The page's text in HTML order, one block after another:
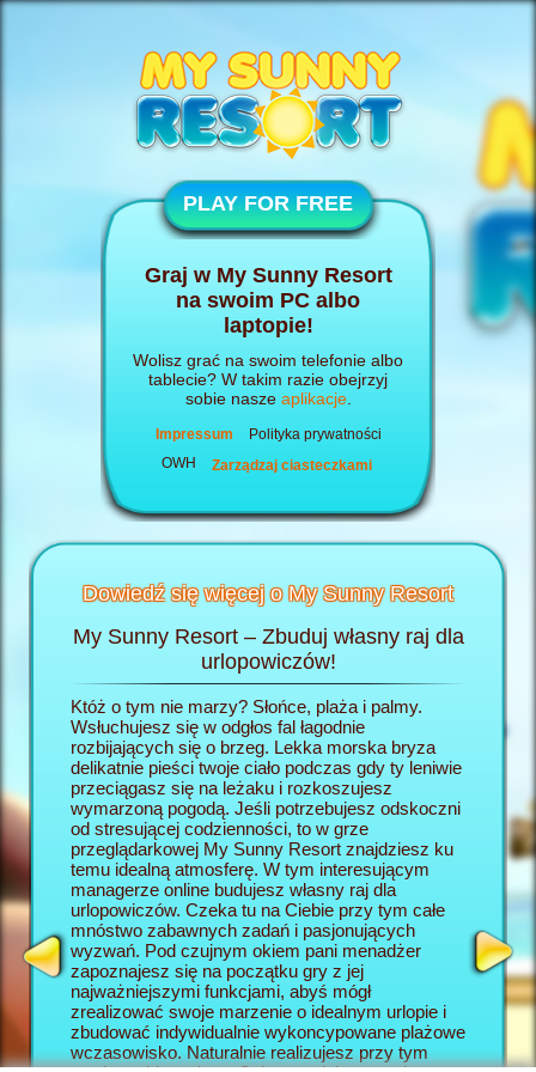
PLAY FOR FREE
Graj w My Sunny Resort
na swoim PC albo
laptopie!
Wolisz grać na swoim telefonie albo
tablecie? W takim razie obejrzyj
sobie nasze aplikacje.
Impressum
Polityka prywatności
OWH
Zarządzaj ciasteczkami
Dowiedź się więcej o My Sunny Resort
My Sunny Resort – Zbuduj własny raj dla
urlopowiczów!
Któż o tym nie marzy? Słońce, plaża i palmy.
Wsłuchujesz się w odgłos fal łagodnie
rozbijających się o brzeg. Lekka morska bryza
delikatnie pieści twoje ciało podczas gdy ty leniwie
przeciągasz się na leżaku i rozkoszujesz
wymarzoną pogodą. Jeśli potrzebujesz odskoczni
od stresującej codzienności, to w grze
przeglądarkowej My Sunny Resort znajdziesz ku
temu idealną atmosferę. W tym interesującym
managerze online budujesz własny raj dla
urlopowiczów. Czeka tu na Ciebie przy tym całe
mnóstwo zabawnych zadań i pasjonujących
wyzwań. Pod czujnym okiem pani menadżer
zapoznajesz się na początku gry z jej
najważniejszymi funkcjami, abyś mógł
zrealizować swoje marzenie o idealnym urlopie i
zbudować indywidualnie wykoncypowane plażowe
wczasowisko. Naturalnie realizujesz przy tym
się w
My
dla
okazję
która w
online.